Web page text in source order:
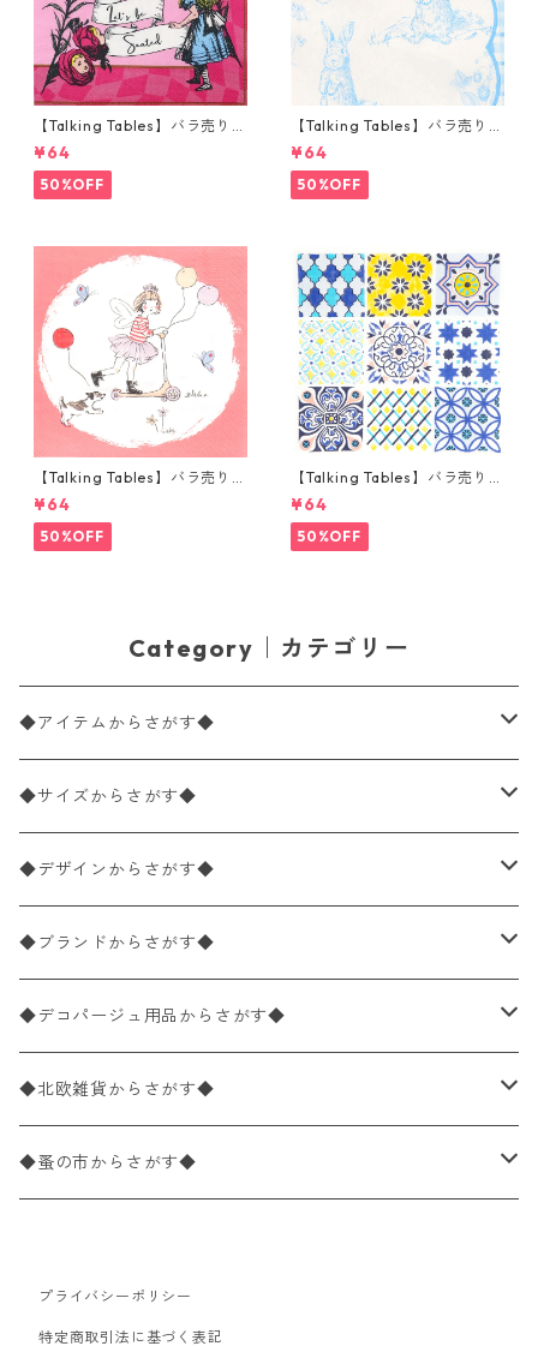
【Talking Tables】バラ売り1
枚 ランチサイズ ペーパーナプ
キン Alice in Wonderland ピ
ンク
¥64
50%OFF
【Talking Tables】バラ売り1
枚 ランチサイズ ペーパーナプ
キン Playful Pierre ホワイトx
ブルー
¥64
50%OFF
【Talking Tables】バラ売り1
枚 ランチサイズ ペーパーナプ
キン Tilly & Tigg Pink コーラ
ル
¥64
50%OFF
【Talking Tables】バラ売り1
枚 ランチサイズ ペーパーナプ
キン Moroccan Souk Tile Blu
e ホワイト モロッカンタイル
¥64
50%OFF
Category｜カテゴリー
◆アイテムからさがす◆
ペーパーナプキン2枚バラ売り
ペーパーナプキン1枚バラ売り
ペーパーナプキン20枚入りパック
ペーパーナプキン10枚入りパック
ライスペーパー
ペーパーリネンナプキン
ワックスペーパー
◆サイズからさがす◆
33×33cm（ランチサイズ）
バラ売り
パック売り
25×25cm（カクテルサイズ）
バラ売り
パック売り
40×40cm（ディナーサイズ）
バラ売り
パック売り
21×21cm（ポケットサイズ）
バラ売り
33cm（ラウンド）
◆デザインからさがす◆
花柄
植物・グリーン柄
動物・鳥・昆虫・蝶柄
海・魚柄
食べ物・フルーツ・野菜・ドリンク柄
◆ブランドからさがす◆
ドイツ製 IHR/イア
ランチサイズ
カクテルサイズ
ドイツ製 Ambiente/アンビエンテ
ランチサイズ
ドイツ製 Paperproducts Design
カクテルサイズ
ランチサイズ
ドイツ製 ti-flair/ティーフレア
◆デコパージュ用品からさがす◆
デコパージュ液
デコパージュ下地
デコパージュはさみ
◆北欧雑貨からさがす◆
シリコンモールド
トレイ
◆蚤の市からさがす◆
北欧雑貨
プライバシーポリシー
特定商取引法に基づく表記